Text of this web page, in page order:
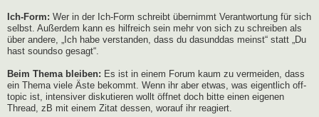
Ich-Form: Wer in der Ich-Form schreibt übernimmt Verantwortung für sich
selbst. Außerdem kann es hilfreich sein mehr von sich zu schreiben als
über andere, „Ich habe verstanden, dass du dasunddas meinst“ statt „Du
hast soundso gesagt“.
Beim Thema bleiben: Es ist in einem Forum kaum zu vermeiden, dass
ein Thema viele Äste bekommt. Wenn ihr aber etwas, was eigentlich off-
topic ist, intensiver diskutieren wollt öffnet doch bitte einen eigenen
Thread, zB mit einem Zitat dessen, worauf ihr reagiert.